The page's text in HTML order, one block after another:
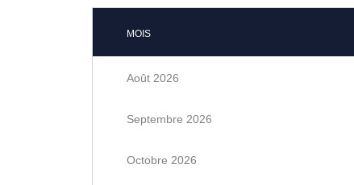
MOIS
Août 2026
Septembre 2026
Octobre 2026